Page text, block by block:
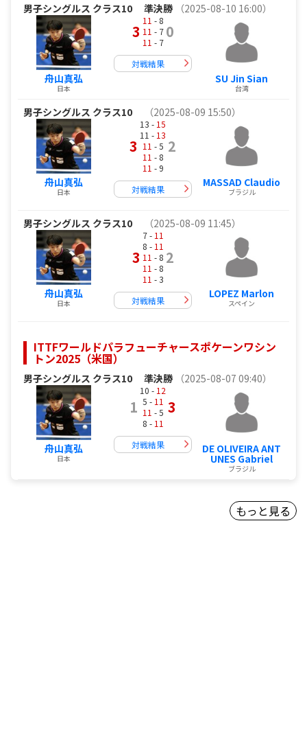
男子シングルス クラス10 準決勝 （2025-08-10 16:00）
舟山真弘
日本
3
11 - 8
11 - 7
11 - 7
0
対戦結果
SU Jin Sian
台湾
男子シングルス クラス10 （2025-08-09 15:50）
舟山真弘
日本
3
13 - 15
11 - 13
11 - 5
11 - 8
11 - 9
2
対戦結果
MASSAD Claudio
ブラジル
男子シングルス クラス10 （2025-08-09 11:45）
舟山真弘
日本
3
7 - 11
8 - 11
11 - 8
11 - 8
11 - 3
2
対戦結果
LOPEZ Marlon
スペイン
ITTFワールドパラフューチャースポケーンワシン
トン2025（米国）
男子シングルス クラス10 準決勝 （2025-08-07 09:40）
舟山真弘
日本
1
10 - 12
5 - 11
11 - 5
8 - 11
3
対戦結果 DE OLIVEIRA ANT
UNES Gabriel
ブラジル
もっと見る